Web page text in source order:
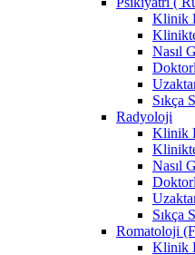
Klinik
Nasıl
Sıkça
Radyoloji
Klinik
Nasıl
Sıkça
Romatoloji
Klinik